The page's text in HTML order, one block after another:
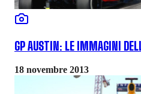
GP AUSTIN: LE IMMAGINI
18 novembre 2013